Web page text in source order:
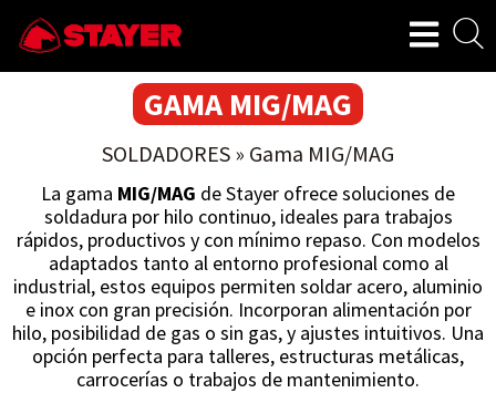
GAMA MIG/MAG
SOLDADORES » Gama MIG/MAG
La gama MIG/MAG de Stayer ofrece soluciones de
soldadura por hilo continuo, ideales para trabajos
rápidos, productivos y con mínimo repaso. Con modelos
adaptados tanto al entorno profesional como al
industrial, estos equipos permiten soldar acero, aluminio
e inox con gran precisión. Incorporan alimentación por
hilo, posibilidad de gas o sin gas, y ajustes intuitivos. Una
opción perfecta para talleres, estructuras metálicas,
carrocerías o trabajos de mantenimiento.